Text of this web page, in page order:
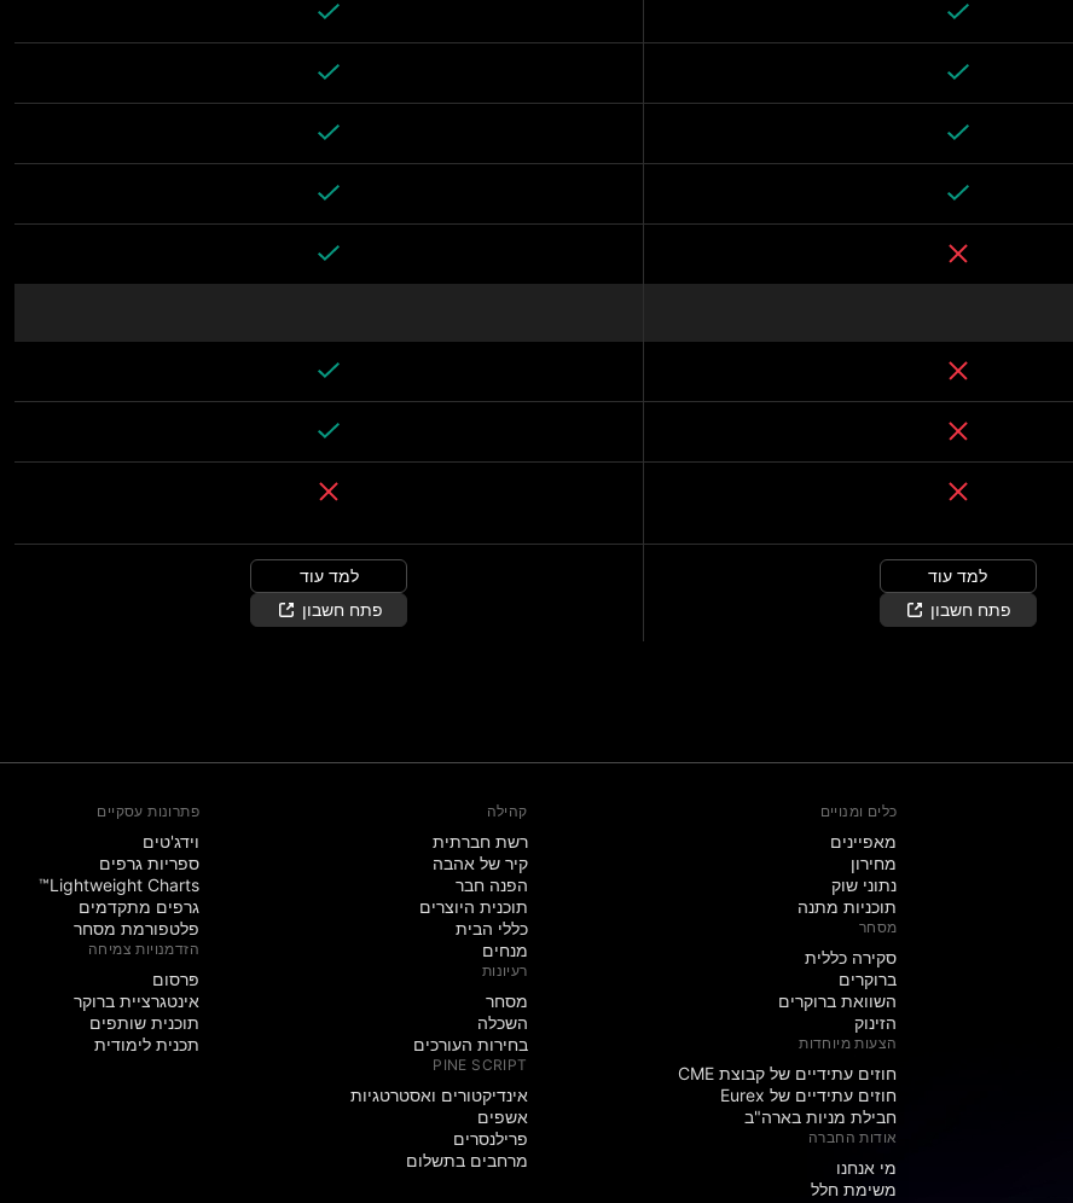
למד עוד
פתח חשבון
למד עוד
פתח חשבון
כלים ומנויים
מאפיינים
מחירון
נתוני שוק
תוכניות מתנה
מסחר
סקירה כללית
ברוקרים
השוואת ברוקרים
הזינוק
הצעות מיוחדות
חוזים עתידיים של קבוצת CME
חוזים עתידיים של Eurex
חבילת מניות בארה"ב
אודות החברה
מי אנחנו
משימת חלל
קהילה
רשת חברתית
קיר של אהבה
הפנה חבר
תוכנית היוצרים
כללי הבית
מנחים
רעיונות
מסחר
השכלה
בחירות העורכים
PINE SCRIPT
אינדיקטורים ואסטרטגיות
אשפים
פרילנסרים
מרחבים בתשלום
פתרונות עסקיים
וידג'טים
ספריות גרפים
Lightweight Charts™
גרפים מתקדמים
פלטפורמת מסחר
הזדמנויות צמיחה
פּרסום
אינטגרציית ברוקר
תוכנית שותפים
תכנית לימודית